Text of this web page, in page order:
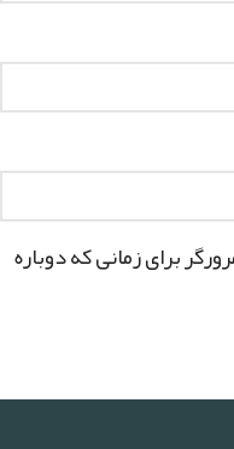
برای زمانی که دوباره